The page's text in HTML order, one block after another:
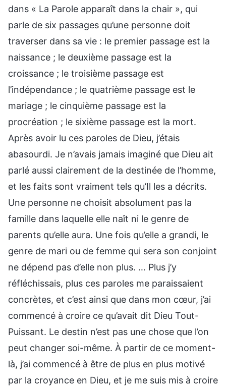
dans « La Parole apparaît dans la chair », qui
parle de six passages qu’une personne doit
traverser dans sa vie : le premier passage est la
naissance ; le deuxième passage est la
croissance ; le troisième passage est
l’indépendance ; le quatrième passage est le
mariage ; le cinquième passage est la
procréation ; le sixième passage est la mort.
Après avoir lu ces paroles de Dieu, j’étais
abasourdi. Je n’avais jamais imaginé que Dieu ait
parlé aussi clairement de la destinée de l’homme,
et les faits sont vraiment tels qu’Il les a décrits.
Une personne ne choisit absolument pas la
famille dans laquelle elle naît ni le genre de
parents qu’elle aura. Une fois qu’elle a grandi, le
genre de mari ou de femme qui sera son conjoint
ne dépend pas d’elle non plus. … Plus j’y
réfléchissais, plus ces paroles me paraissaient
concrètes, et c’est ainsi que dans mon cœur, j’ai
commencé à croire ce qu’avait dit Dieu Tout-
Puissant. Le destin n’est pas une chose que l’on
peut changer soi-même. À partir de ce moment-
là, j’ai commencé à être de plus en plus motivé
par la croyance en Dieu, et je me suis mis à croire